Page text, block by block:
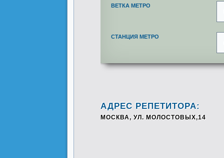
ВЕТКА МЕТРО
СТАНЦИЯ МЕТРО
АДРЕС РЕПЕТИТОРА:
МОСКВА, УЛ. МОЛОСТОВЫХ,14